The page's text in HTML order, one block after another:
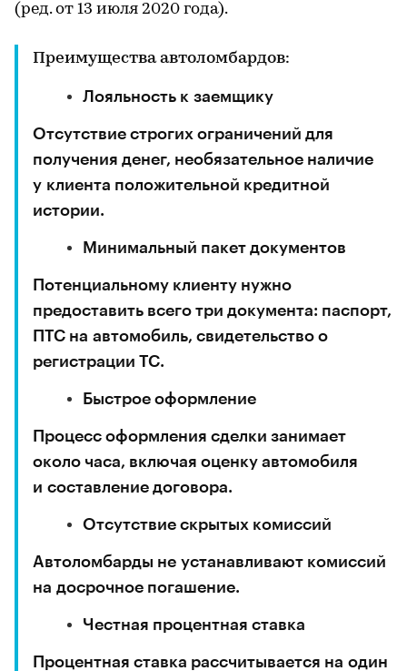
(ред. от 13 июля 2020 года).
Преимущества автоломбардов:
Лояльность к заемщику
Отсутствие строгих ограничений для
получения денег, необязательное наличие
у клиента положительной кредитной
истории.
Минимальный пакет документов
Потенциальному клиенту нужно
предоставить всего три документа: паспорт,
ПТС на автомобиль, свидетельство о
регистрации ТС.
Быстрое оформление
Процесс оформления сделки занимает
около часа, включая оценку автомобиля
и составление договора.
Отсутствие скрытых комиссий
Автоломбарды не устанавливают комиссий
на досрочное погашение.
Честная процентная ставка
Процентная ставка рассчитывается на один